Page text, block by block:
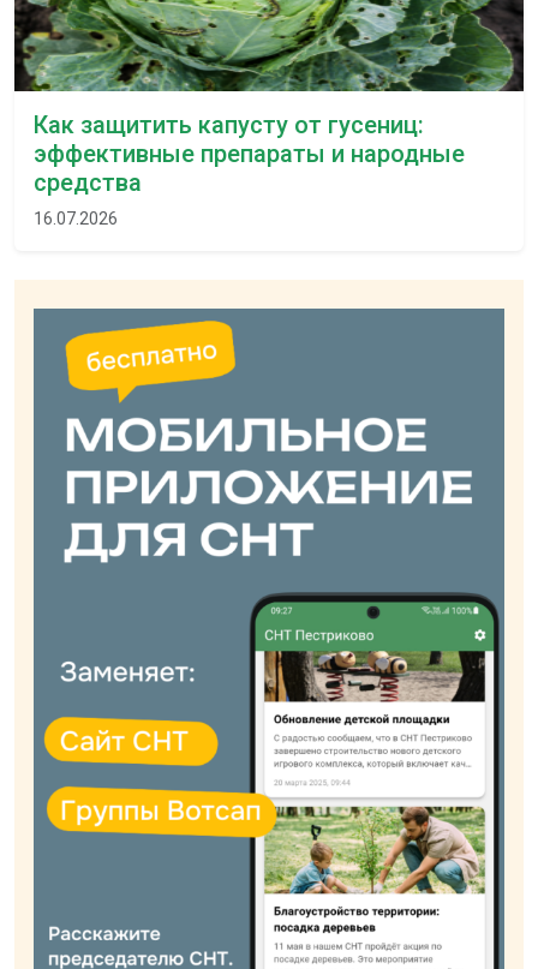
Как защитить капусту от гусениц:
эффективные препараты и народные
средства
16.07.2026